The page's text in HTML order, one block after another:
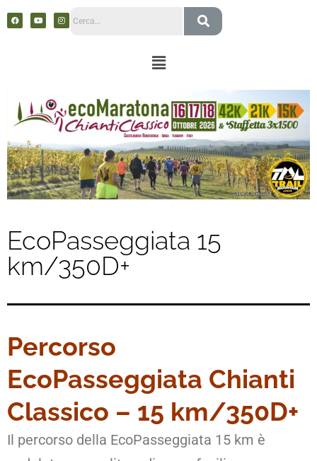
EcoPasseggiata 15
km/350D+
Percorso
EcoPasseggiata Chianti
Classico – 15 km/350D+
Il percorso della EcoPasseggiata 15 km è